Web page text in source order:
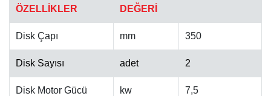
OTOMATIK CILA MAKINESI
ÖZELLİKLER
DEĞERİ
Disk Çapı mm 350
Disk Sayısı adet 2
Disk Motor Gücü kw 7,5